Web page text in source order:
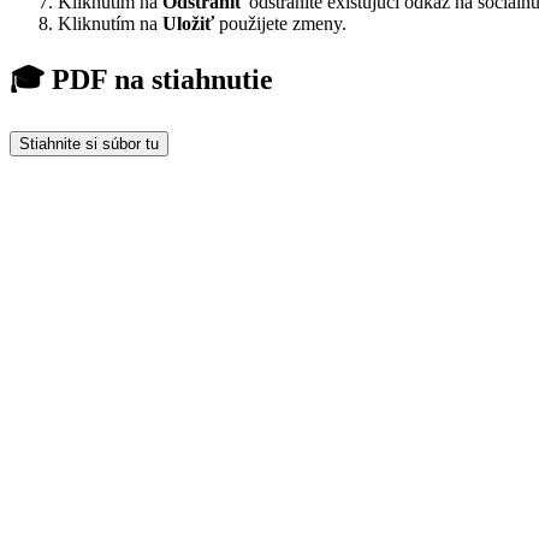
Kliknutím na Uložiťpoužijete zmeny.
🎓 PDF na stiahnutie
Stiahnite si súbor tu